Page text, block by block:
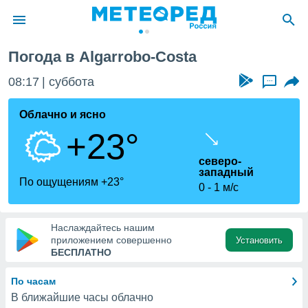
о
Вы можете
к этому
доступ
Погода в Algarrobo-Costa
08:17 суббота ...
Облачно и ясно
+23°
По ощущениям +23°
северо-
западный
0
1 м/с
Наслаждайтесь нашим
приложением совершенно
БЕСПЛАТНО
Установить
По часам
В ближайшие часы облачно